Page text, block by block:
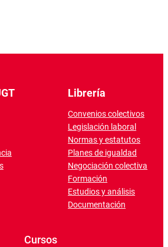
Librería
Convenios colectivos
Legislación laboral
Normas y estatutos
Planes de igualdad
Negociación colectiva
Formación
Estudios y análisis
Documentación
Cursos